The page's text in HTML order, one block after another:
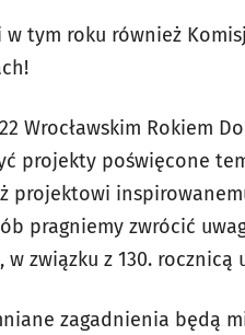
tym roku również
Wrocławskim Rokiem
projekty poświęcone
projektowi
pragniemy zwrócić
w związku z 130.
zagadnienia będą